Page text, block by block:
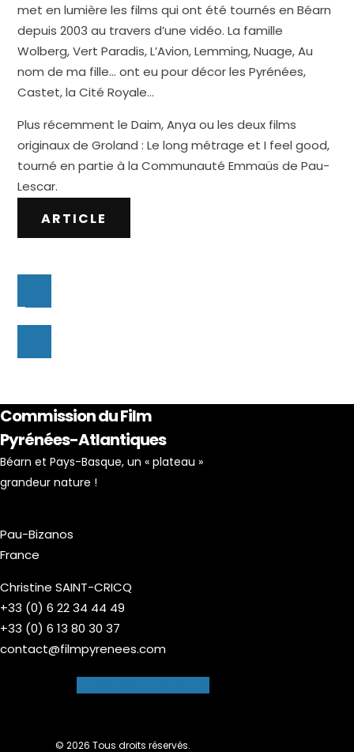
met en lumière les films qui ont été tournés en Béarn
depuis 2003 au travers d’une vidéo. La famille
Wolberg, Vert Paradis, L’Avion, Lemming, Nuage, Au
nom de ma fille… ont eu pour décor les Pyrénées,
Castet, la Cité Royale…
Plus récemment le Daim, Anya ou les deux films
originaux de Groland : Le long métrage et I feel good,
tourné en partie à la Communauté Emmaüs de Pau-
Lescar.
ARTICLE
Commission du Film
Pyrénées-Atlantiques
Béarn et Pays-Basque, un « plateau »
grandeur nature !
Pau-Bizanos
France
Christine SAINT-CRICQ
+33 (0) 6 22 34 44 49
+33 (0) 6 13 80 30 37
contact@filmpyrenees.com
© 2026 Tous droits réservés.